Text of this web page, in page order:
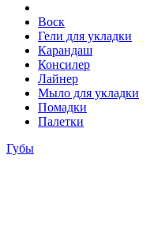
Воск
Гели для укладки
Карандаш
Консилер
Лайнер
Мыло для укладки
Помадки
Палетки
Губы